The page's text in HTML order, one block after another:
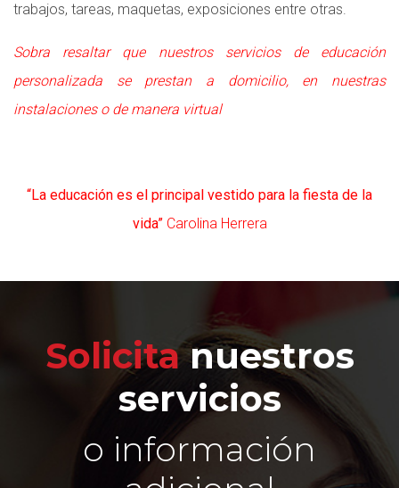
trabajos, tareas, maquetas, exposiciones entre otras.
Sobra resaltar que nuestros servicios de educación
personalizada se prestan a domicilio, en nuestras
instalaciones o de manera virtual
“La educación es el principal vestido para la fiesta de la
vida” Carolina Herrera
Solicitanuestros
servicios
o información